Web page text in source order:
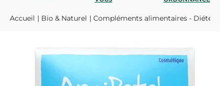
Accueil Bio & Naturel Compléments alimentaires -